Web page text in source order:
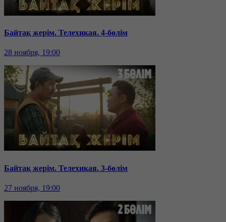
Байтақ жерім. Телехикая. 4-бөлім
28 ноября, 19:00
Байтақ жерім. Телехикая. 3-бөлім
27 ноября, 19:00